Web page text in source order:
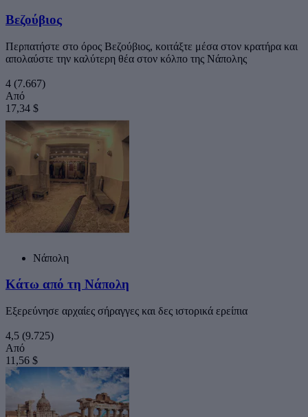
Βεζούβιος
Περπατήστε στο όρος Βεζούβιος, κοιτάξτε μέσα στον κρατήρα και
απολαύστε την καλύτερη θέα στον κόλπο της Νάπολης
4 (7.667)
Από
17,34 $
Νάπολη
Κάτω από τη Νάπολη
Εξερεύνησε αρχαίες σήραγγες και δες ιστορικά ερείπια
4,5 (9.725)
Από
11,56 $